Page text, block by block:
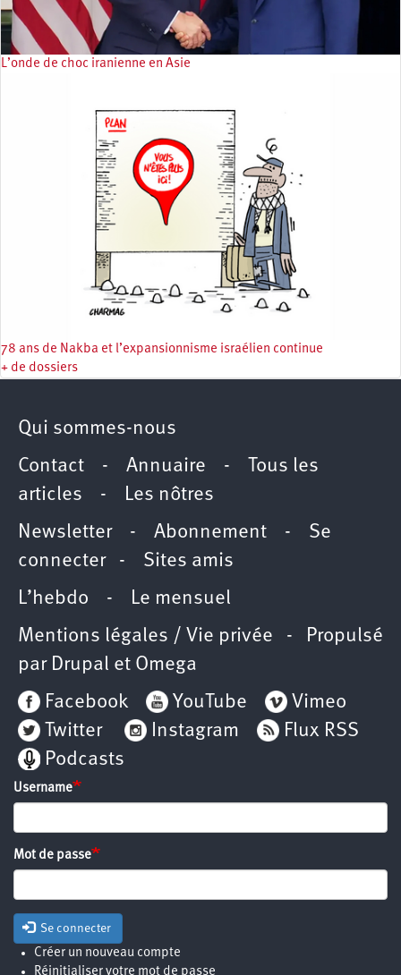
L’onde de choc iranienne en Asie
78 ans de Nakba et l’expansionnisme israélien continue
+ de dossiers
Qui sommes-nous
Contact - Annuaire -
Tous les
articles -
Les nôtres
Newsletter- Abonnement - Se
connecter- Sites amis
L’hebdo -
Le mensuel
Mentions légales / Vie privée - Propulsé
par Drupal et Omega
Facebook
YouTube
Vimeo
Twitter
Instagram
Flux RSS
Podcasts
Username
Mot de passe
Se connecter
Créer un nouveau compte
Réinitialiser votre mot de passe